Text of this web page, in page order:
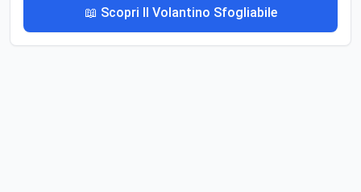
📖 Scopri Il Volantino Sfogliabile